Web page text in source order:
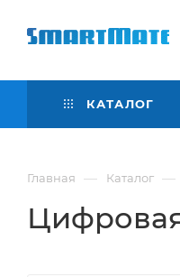
КАТАЛОГ
Главная — Каталог —